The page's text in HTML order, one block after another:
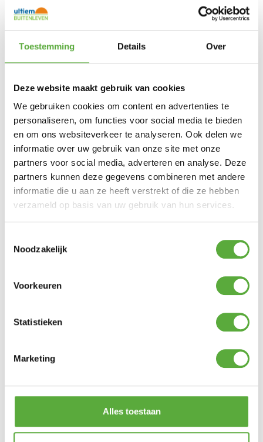
Toestemming Details Over
Deze website maakt gebruik van cookies
We gebruiken cookies om content en advertenties te
personaliseren, om functies voor social media te bieden
en om ons websiteverkeer te analyseren. Ook delen we
informatie over uw gebruik van onze site met onze
partners voor social media, adverteren en analyse. Deze
partners kunnen deze gegevens combineren met andere
informatie die u aan ze heeft verstrekt of die ze hebben
verzameld op basis van uw gebruik van hun services.
Noodzakelijk
Voorkeuren
Statistieken
Marketing
Alles toestaan
HARTMAN ROTA DUO BIJZETTAFEL
ZWART
€229,00 Product bekijken